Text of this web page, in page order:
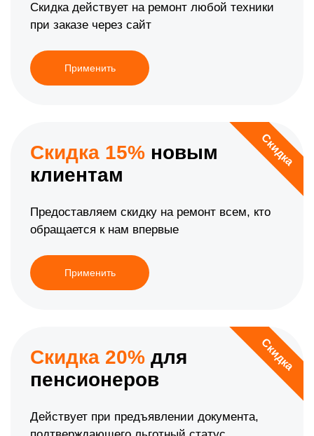
Скидка действует на ремонт любой техники
при заказе через сайт
Применить
Скидка
Скидка 15% новым
клиентам
Предоставляем скидку на ремонт всем, кто
обращается к нам впервые
Применить
Скидка
Скидка 20% для
пенсионеров
Действует при предъявлении документа,